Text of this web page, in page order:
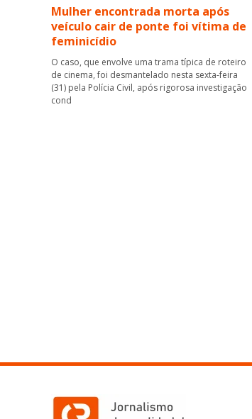
Mulher encontrada morta após
veículo cair de ponte foi vítima de
feminicídio
O caso, que envolve uma trama típica de roteiro
de cinema, foi desmantelado nesta sexta-feira
(31) pela Polícia Civil, após rigorosa investigação
cond